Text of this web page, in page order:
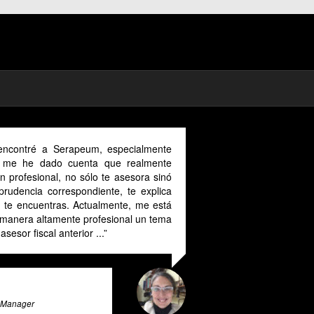
a Serapeum, especialmente
he dado cuenta que realmente
profesional, no sólo te asesora sinó
correspondiente, te explica
encuentras. Actualmente, me está
altamente profesional un tema
fiscal anterior ...